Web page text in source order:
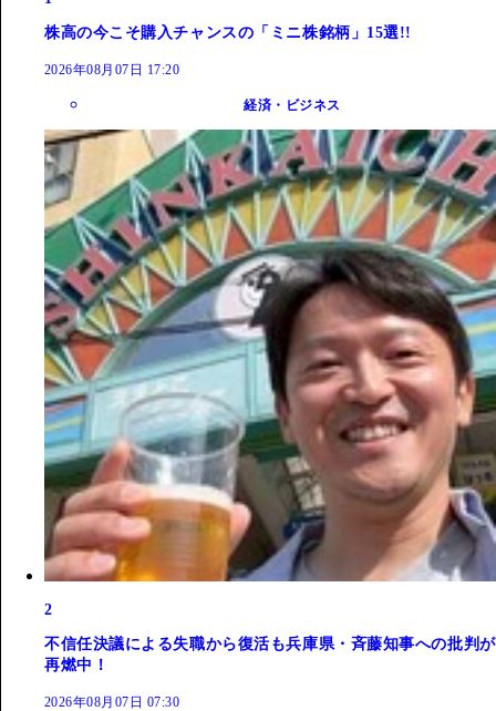
株高の今こそ購入チャンスの「ミニ株銘柄」15選!!
2026年08月07日 17:20
経済・ビジネス
2
不信任決議による失職から復活も兵庫県・斉藤知事への批判が
再燃中！
2026年08月07日 07:30